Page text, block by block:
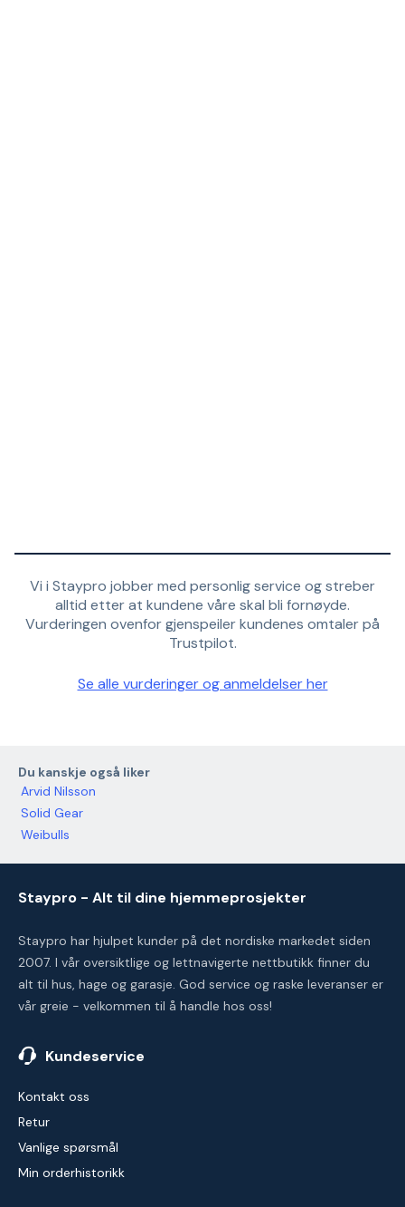
Vi i Staypro jobber med personlig service og streber
alltid etter at kundene våre skal bli fornøyde.
Vurderingen ovenfor gjenspeiler kundenes omtaler på
Trustpilot.
Se alle vurderinger og anmeldelser her
Du kanskje også liker
Arvid Nilsson
Solid Gear
Weibulls
Staypro - Alt til dine hjemmeprosjekter
Staypro har hjulpet kunder på det nordiske markedet siden
2007. I vår oversiktlige og lettnavigerte nettbutikk finner du
alt til hus, hage og garasje. God service og raske leveranser er
vår greie - velkommen til å handle hos oss!
Kundeservice
Kontakt oss
Retur
Vanlige spørsmål
Min orderhistorikk